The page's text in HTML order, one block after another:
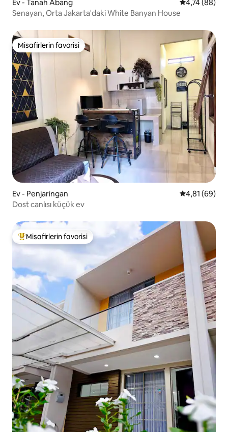
Ev - Tanah Abang 5 üzerinden
4,74 (88)
Senayan, Orta Jakarta'daki White Banyan House
Misafirlerin favorisi
Misafirlerin favorisi
Ev - Penjaringan 5 üzerinden
4,81 (69)
Dost canlısı küçük ev
Misafirlerin favorilerinden en beğenilenler arasında
Misafirlerin favorisi